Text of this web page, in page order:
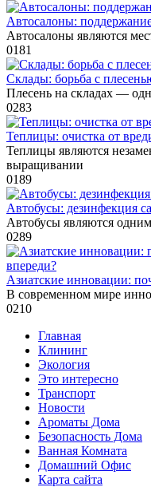
Автосалоны:
Автосалоны являются
0181
Склады: борьба с
Плесень на складах —
0283
Теплицы: очистка от
Теплицы являются
выращивании
0189
Автобусы: дезинфекция
Автобусы являются
0289
Азиатские инновации:
В современном мире
0210
Главная
Клининг
Экология
Это интересно
Транспорт
Новости
Ароматы Дома
Безопасность Дома
Ванная Комната
Домашний Офис
Карта сайта